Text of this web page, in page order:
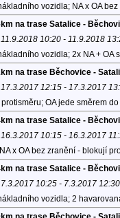
vozidla; NA x OA
na trase Satalice -
11.9.2018 10:20 - 11.9.2018
vozidla; 2x NA + OA
na trase Běchovice -
17.3.2017 12:15 - 17.3.2017
OA jede směrem
na trase Satalice -
16.3.2017 10:15 - 16.3.2017
x OA bez zranění - blokují
na trase Satalice -
7.3.2017 10:25 - 7.3.2017 12:30
vozidla; 2